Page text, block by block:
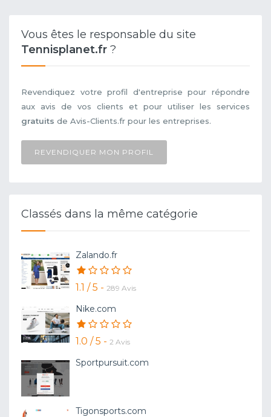
Vous êtes le responsable du site
Tennisplanet.fr ?
Revendiquez votre profil d'entreprise pour répondre
aux avis de vos clients et pour utiliser les services
gratuits de Avis-Clients.fr pour les entreprises.
REVENDIQUER MON PROFIL
Classés dans la même catégorie
Zalando.fr
1.1 / 5 - 289 Avis
Nike.com
1.0 / 5 - 2 Avis
Sportpursuit.com
Tigonsports.com